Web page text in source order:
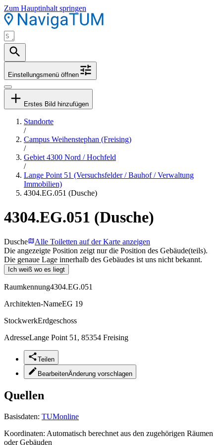
Zum Hauptinhalt springen
Einstellungsmenü öffnen
Erstes Bild hinzufügen
Standorte
/
Campus Weihenstephan (Freising)
/
Gebiet 4300 Nord / Hochfeld
/
Lange Point 51 (Versuchsfelder / Bauhof / Verwaltung
Immobilien)
4304.EG.051 (Dusche)
4304.EG.051 (Dusche)
Dusche
Alle Toiletten auf der Karte anzeigen
Die angezeigte Position zeigt nur die Position des Gebäude(teils).
Die genaue Lage innerhalb des Gebäudes ist uns nicht bekannt.
Ich weiß wo es liegt
Raumkennung4304.EG.051
Architekten-NameEG 19
StockwerkErdgeschoss
AdresseLange Point 51, 85354 Freising
Teilen
BearbeitenÄnderung vorschlagen
Quellen
Basisdaten: TUMonline
Koordinaten: Automatisch berechnet aus den zugehörigen Räumen
oder Gebäuden